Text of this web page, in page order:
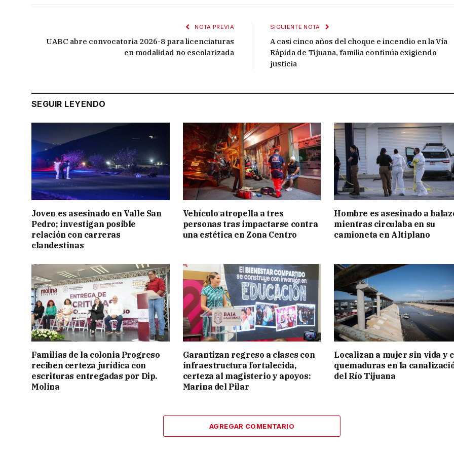
NOTA PREVIA
UABC abre convocatoria 2026-8 para licenciaturas
en modalidad no escolarizada
SIGUIENTE NOTA
A casi cinco años del choque e incendio en la Vía
Rápida de Tijuana, familia continúa exigiendo
justicia
SEGUIR LEYENDO
Joven es asesinado en Valle San
Pedro; investigan posible
relación con carreras
clandestinas
Vehículo atropella a tres
personas tras impactarse contra
una estética en Zona Centro
Hombre es asesinado a
mientras circulaba en su
camioneta en Altiplano
Familias de la colonia Progreso
reciben certeza jurídica con
escrituras entregadas por Dip.
Molina
Garantizan regreso a clases con
infraestructura fortalecida,
certeza al magisterio y apoyos:
Marina del Pilar
Localizan a mujer sin vida y
quemaduras en la
del Río Tijuana
AGREGAR COMENTARIO